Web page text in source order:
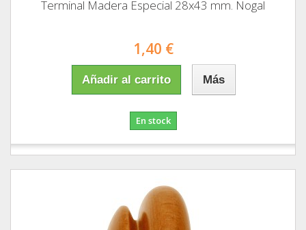
Terminal Madera Especial 28x43 mm. Nogal
1,40 €
Añadir al carrito Más
En stock